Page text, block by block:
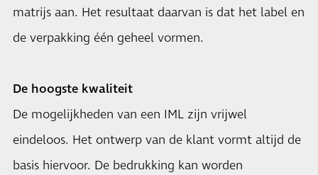
matrijs aan. Het resultaat daarvan is dat het label en
de verpakking één geheel vormen.
De hoogste kwaliteit
De mogelijkheden van een IML zijn vrijwel
eindeloos. Het ontwerp van de klant vormt altijd de
basis hiervoor. De bedrukking kan worden